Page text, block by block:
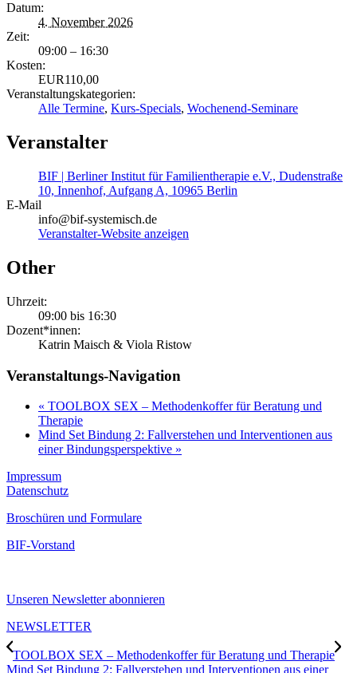
Datum:
4. November 2026
Zeit:
09:00 – 16:30
Kosten:
EUR110,00
Veranstaltungskategorien:
Alle Termine, Kurs-Specials, Wochenend-Seminare
Veranstalter
BIF | Berliner Institut für Familientherapie e.V., Dudenstraße
10, Innenhof, Aufgang A, 10965 Berlin
E-Mail
info@bif-systemisch.de
Veranstalter-Website anzeigen
Other
Uhrzeit:
09:00 bis 16:30
Dozent*innen:
Katrin Maisch & Viola Ristow
Veranstaltungs-Navigation
« TOOLBOX SEX – Methodenkoffer für Beratung und
Therapie
Mind Set Bindung 2: Fallverstehen und Interventionen aus
einer Bindungsperspektive »
Impressum
Datenschutz
Broschüren und Formulare
BIF-Vorstand
Unseren Newsletter abonnieren
NEWSLETTER
TOOLBOX SEX – Methodenkoffer für Beratung und Therapie
Mind Set Bindung 2: Fallverstehen und Interventionen aus einer